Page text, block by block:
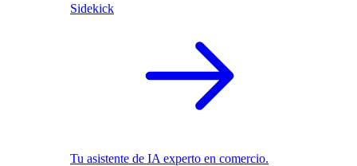
Sidekick
Tu asistente de IA experto en comercio.